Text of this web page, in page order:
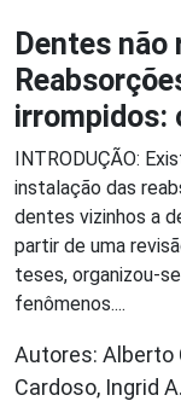
Dentes não
irrompidos:
INTRODUÇÃO:
instalação das
dentes vizinhos a
partir de uma
teses, organizou-
fenômenos....
Autores: Alberto
Cardoso, Ingrid